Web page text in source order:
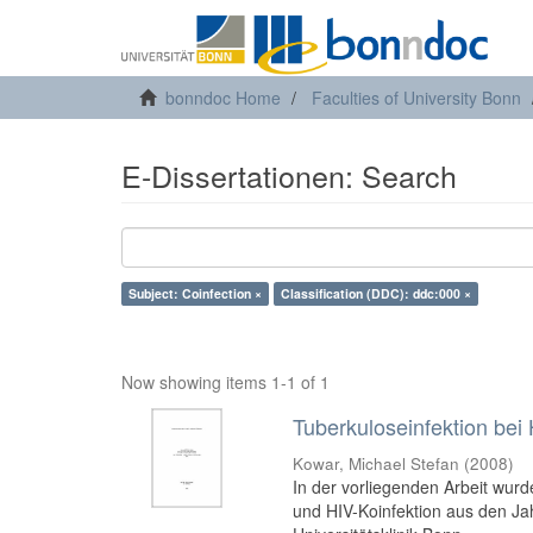
bonndoc Home Faculties of University Bonn
E-Dissertationen: Search
Subject: Coinfection × Classification (DDC): ddc:000 ×
Now showing items 1-1 of 1
Tuberkuloseinfektion
Kowar, Michael Stefan (2008)
In der vorliegenden Arbeit
und HIV-Koinfektion aus den